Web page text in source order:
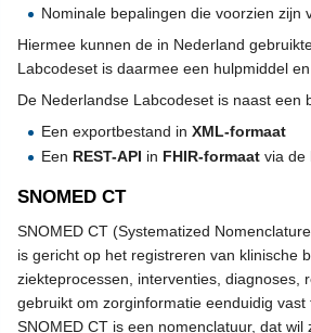
Nominale bepalingen die voorzien zijn
Hiermee kunnen de in Nederland
Labcodeset is daarmee een hulpmiddel
De Nederlandse Labcodeset is naast een
Een exportbestand inXML-formaat
Een REST-API in FHIR-formaat via de
SNOMED CT
SNOMED CT (Systematized
is gericht op het registreren van klinische
ziekteprocessen, interventies, diagnoses,
gebruikt om zorginformatie eenduidig
SNOMED CT is een nomenclatuur, dat